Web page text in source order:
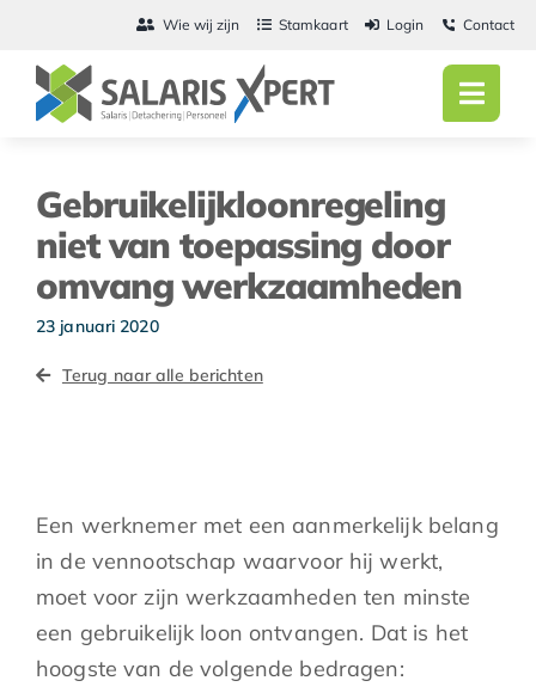
inhoud
Wie wij zijn Stamkaart Login Contact
Detachering
Gebruikelijkloonregeling
niet van toepassing door
omvang werkzaamheden
23 januari 2020
Terug naar alle berichten
Een werknemer met een aanmerkelijk belang
in de vennootschap waarvoor hij werkt,
moet voor zijn werkzaamheden ten minste
een gebruikelijk loon ontvangen. Dat is het
hoogste van de volgende bedragen: